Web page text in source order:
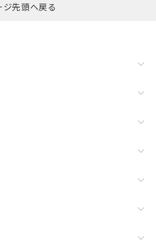
ジ先頭へ戻る